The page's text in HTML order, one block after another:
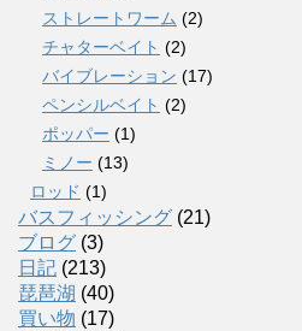
ストレートワーム (2)
チャターベイト (2)
バイブレーション (17)
ペンシルベイト (2)
ポッパー (1)
ミノー (13)
ロッド (1)
バスフィッシング (21)
ブログ (3)
日記 (213)
琵琶湖 (40)
買い物 (17)